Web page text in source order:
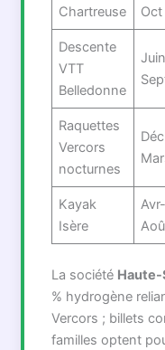
Chartreuse
Oct
Descente
VTT
Belledonne
Raquettes
Vercors
nocturnes
Kayak
Isère
Avr-
La société Haute-
% hydrogène
Vercors ; billets
familles optent